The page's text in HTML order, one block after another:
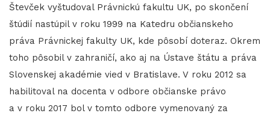
Števček vyštudoval Právnickú fakultu UK, po skončení
štúdií nastúpil v roku 1999 na Katedru občianskeho
práva Právnickej fakulty UK, kde pôsobí doteraz. Okrem
toho pôsobil v zahraničí, ako aj na Ústave štátu a práva
Slovenskej akadémie vied v Bratislave. V roku 2012 sa
habilitoval na docenta v odbore občianske právo
a v roku 2017 bol v tomto odbore vymenovaný za